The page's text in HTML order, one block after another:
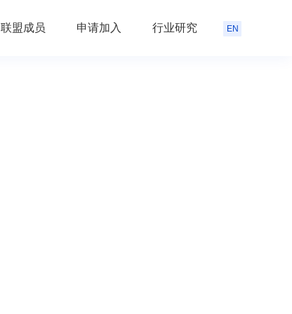
EN
联盟成员 申请加入 行业研究